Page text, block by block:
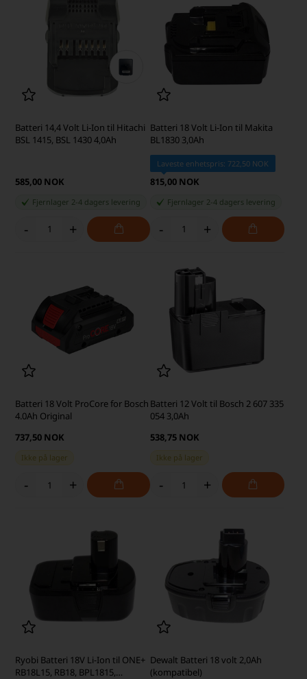
Batteri 14,4 Volt Li-Ion til Hitachi
BSL 1415, BSL 1430 4,0Ah
585,00 NOK
Fjernlager 2-4 dagers levering
- +
Batteri 18 Volt Li-Ion til Makita
BL1830 3,0Ah
Laveste enhetspris: 722,50 NOK
815,00 NOK
Fjernlager 2-4 dagers levering
- +
Batteri 18 Volt ProCore for Bosch
4.0Ah Original
737,50 NOK
Ikke på lager
- +
Batteri 12 Volt til Bosch 2 607 335
054 3,0Ah
538,75 NOK
Ikke på lager
- +
Ryobi Batteri 18V Li-Ion til ONE+
RB18L15, RB18, BPL1815,
Dewalt Batteri 18 volt 2,0Ah
(kompatibel)